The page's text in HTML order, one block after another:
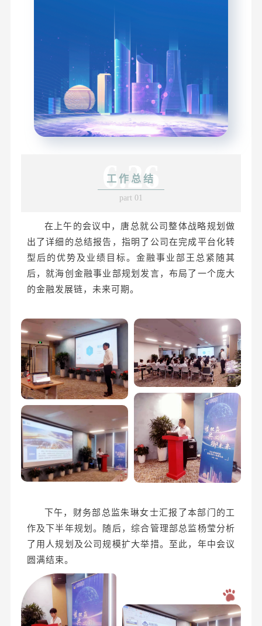
6.26
工作总结
part 01
在上午的会议中，唐总就公司整体战略规划做
出了详细的总结报告，指明了公司在完成平台化转
型后的优势及业绩目标。金融事业部王总紧随其
后，就海创金融事业部规划发言，布局了一个庞大
的金融发展链，未来可期。
下午，财务部总监朱琳女士汇报了本部门的工
作及下半年规划。随后，综合管理部总监杨莹分析
了用人规划及公司规模扩大举措。至此，年中会议
圆满结束。